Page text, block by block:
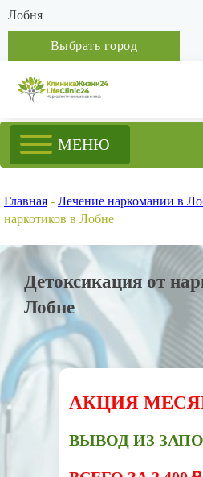
Лобня
Выбрать город
МЕНЮ
Главная - Лечение наркомании в
наркотиков в Лобне
Детоксикация от
Лобне
АКЦИЯ
ВЫВОД ИЗ